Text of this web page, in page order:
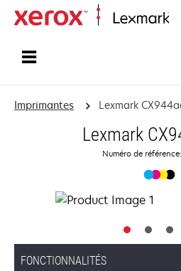
Imprimantes Lexmark
Lexmark
Numéro de
FONCTIONNALITÉS